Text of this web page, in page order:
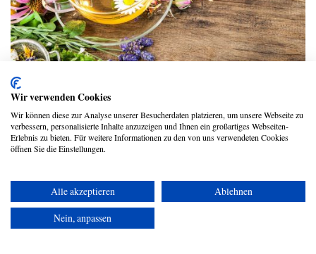
Mit diesen Lebensmitteln kannst du
Entzündungen lindern
evidero Redaktion
Copyright © 2026 UmspannwerX Zukunft GmbH
Wir verwenden Cookies
Wir können diese zur Analyse unserer Besucherdaten platzieren, um unsere Webseite zu
verbessern, personalisierte Inhalte anzuzeigen und Ihnen ein großartiges Webseiten-
Erlebnis zu bieten. Für weitere Informationen zu den von uns verwendeten Cookies
öffnen Sie die Einstellungen.
Alle akzeptieren
Ablehnen
Nein, anpassen